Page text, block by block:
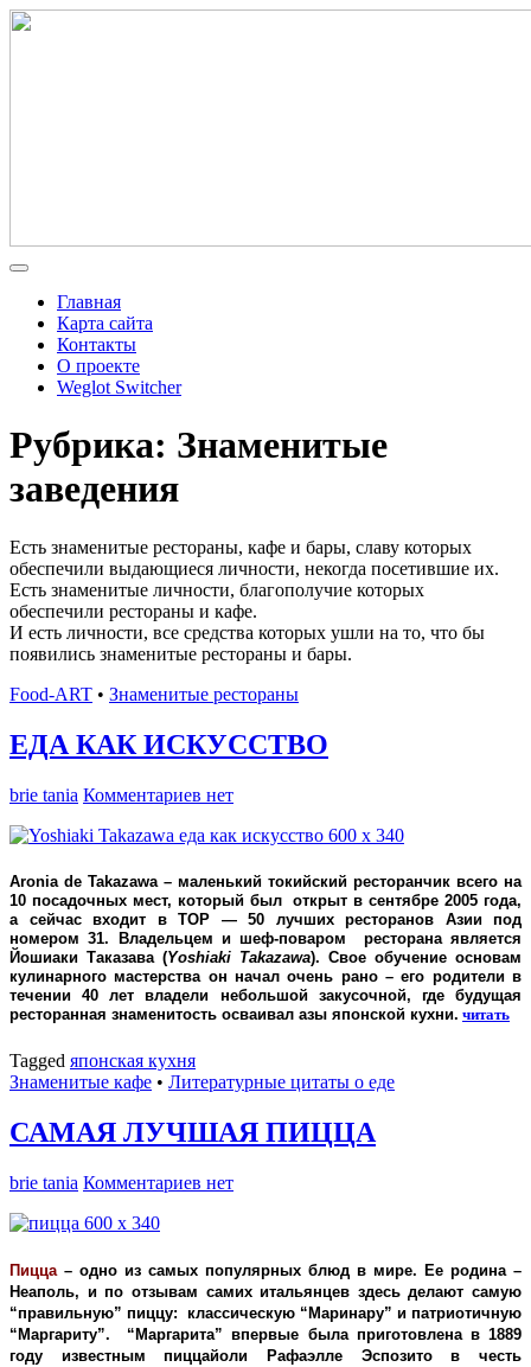
Главная
Карта сайта
Контакты
О проекте
Weglot Switcher
Рубрика: Знаменитые
заведения
Есть знаменитые рестораны, кафе и бары, славу которых
обеспечили выдающиеся личности, некогда посетившие их.
Есть знаменитые личности, благополучие которых
обеспечили рестораны и кафе.
И есть личности, все средства которых ушли на то, что бы
появились знаменитые рестораны и бары.
Food-ART • Знаменитые рестораны
ЕДА КАК ИСКУССТВО
brie tania Комментариев нет
Aronia de Takazawa – маленький токийский ресторанчик всего на
10 посадочных мест, который был открыт в сентябре 2005 года,
а сейчас входит в ТОР — 50 лучших ресторанов Азии под
номером 31. Владельцем и шеф-поваром ресторана является
Йошиаки Таказава (Yoshiaki Takazawa). Свое обучение основам
кулинарного мастерства он начал очень рано – его родители в
течении 40 лет владели небольшой закусочной, где будущая
ресторанная знаменитость осваивал азы японской кухни. читать
Tagged японская кухня
Знаменитые кафе • Литературные цитаты o еде
САМАЯ ЛУЧШАЯ ПИЦЦА
brie tania Комментариев нет
Пицца – одно из самых популярных блюд в мире. Ее родина –
Неаполь, и по отзывам самих итальянцев здесь делают самую
“правильную” пиццу: классическую “Маринару” и патриотичную
“Маргариту”. “Маргарита” впервые была приготовлена в 1889
году известным пиццайоли Рафаэлле Эспозито в честь